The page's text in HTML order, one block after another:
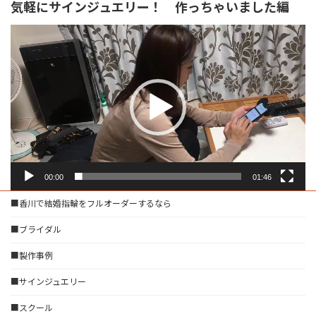
気軽にサインジュエリー！ 作っちゃいました編
画
プ
レ
ー
ヤ
00:00 01:46
■香川で結婚指輪をフルオーダーするなら
■ブライダル
■製作事例
■サインジュエリー
■スクール